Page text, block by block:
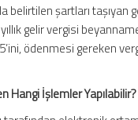
belirtilen şartları taşıyan
gelir vergisi
ödenmesi gereken
Hangi İşlemler Yapılabilir?